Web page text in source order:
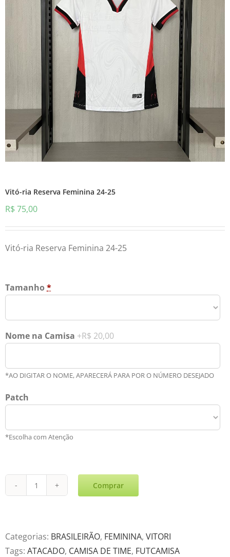
Vitó-ria Reserva Feminina 24-25
R$ 75,00
Vitó-ria Reserva Feminina 24-25
Tamanho *
Nome na Camisa +R$ 20,00
*AO DIGITAR O NOME, APARECERÁ PARA POR O NÚMERO DESEJADO
Patch
*Escolha com Atenção
Vitó-
Feminina
24-
Comprar
Categorias: BRASILEIRÃO, FEMININA, VITORI
Tags: ATACADO, CAMISA DE TIME, FUTCAMISA